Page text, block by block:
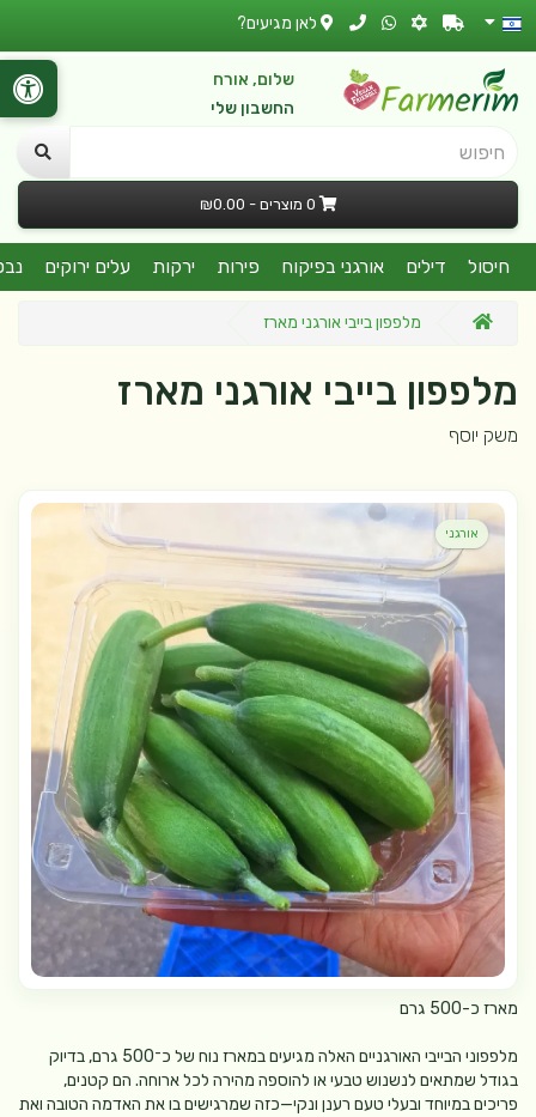
לאן מגיעים?
שלום, אורח
החשבון שלי
חיפוש
0 מוצרים - ₪0.00
חיסול דילים אורגני בפיקוח פירות ירקות עלים ירוקים
מלפפון בייבי אורגני מארז
מלפפון בייבי אורגני מארז
משק יוסף
אורגני
מארז כ-500 גרם
מלפפוני הבייבי האורגניים האלה מגיעים במארז נוח של כ־500 גרם, בדיוק
בגודל שמתאים לנשנוש טבעי או להוספה מהירה לכל ארוחה. הם קטנים,
פריכים במיוחד ובעלי טעם רענן ונקי—כזה שמרגישים בו את האדמה הטובה ואת